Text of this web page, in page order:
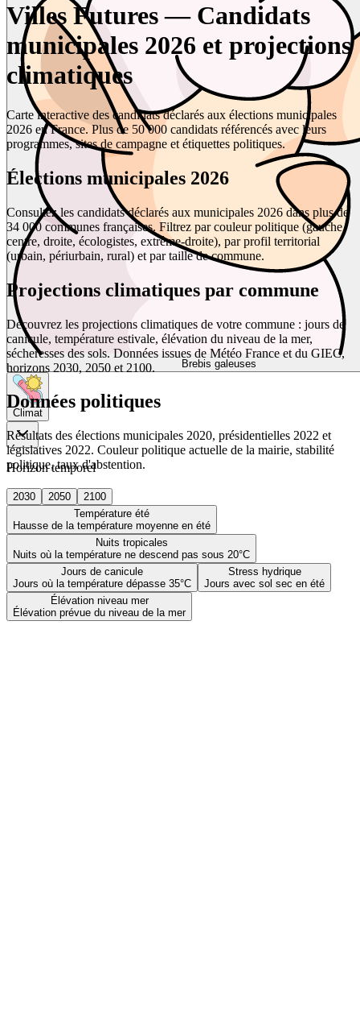
Brebis galeuses
Climat
Horizon temporel
2030 2050
2100
Température été
Hausse de la température moyenne en été
Nuits tropicales
Nuits où la température ne descend pas sous 20°C
Jours de canicule
Jours où la température dépasse 35°C
Stress hydrique
Jours avec sol sec en été
Élévation niveau mer
Élévation prévue du niveau de la mer
Villes Futures — Candidats
municipales 2026 et projections
climatiques
Carte interactive des candidats déclarés aux élections municipales
2026 en France. Plus de 50 000 candidats référencés avec leurs
programmes, sites de campagne et étiquettes politiques.
Élections municipales 2026
Consultez les candidats déclarés aux municipales 2026 dans plus de
34 000 communes françaises. Filtrez par couleur politique (gauche,
centre, droite, écologistes, extrême-droite), par profil territorial
(urbain, périurbain, rural) et par taille de commune.
Projections climatiques par commune
Découvrez les projections climatiques de votre commune : jours de
canicule, température estivale, élévation du niveau de la mer,
sécheresses des sols. Données issues de Météo France et du GIEC,
horizons 2030, 2050 et 2100.
Données politiques
Résultats des élections municipales 2020, présidentielles 2022 et
législatives 2022. Couleur politique actuelle de la mairie, stabilité
politique, taux d'abstention.